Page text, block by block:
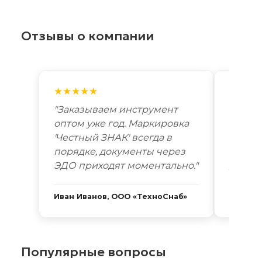
Отзывы о компании
★★★★★
"Заказываем инструмент
оптом уже год. Маркировка
'Честный ЗНАК' всегда в
порядке, документы через
ЭДО приходят моментально."
Иван Иванов, ООО «ТехноСнаб»
Популярные вопросы